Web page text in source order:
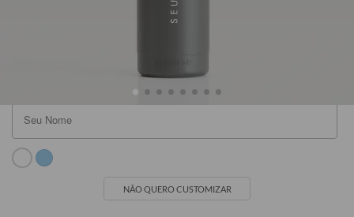
NÃO QUERO CUSTOMIZAR